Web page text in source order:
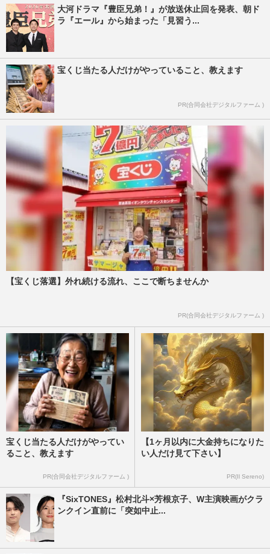
大河ドラマ『豊臣兄弟！』が放送休止回を発表、朝ド
ラ『エール』から始まった「見習う...
宝くじ当たる人だけがやっていること、教えます
PR(合同会社デジタルファーム )
【宝くじ落選】外れ続ける流れ、ここで断ちませんか
PR(合同会社デジタルファーム )
宝くじ当たる人だけがやってい
ること、教えます
PR(合同会社デジタルファーム )
【1ヶ月以内に大金持ちになりた
い人だけ見て下さい】
PR(Il Sereno)
『SixTONES』松村北斗×芳根京子、W主演映画がクラ
ンクイン直前に「突如中止...